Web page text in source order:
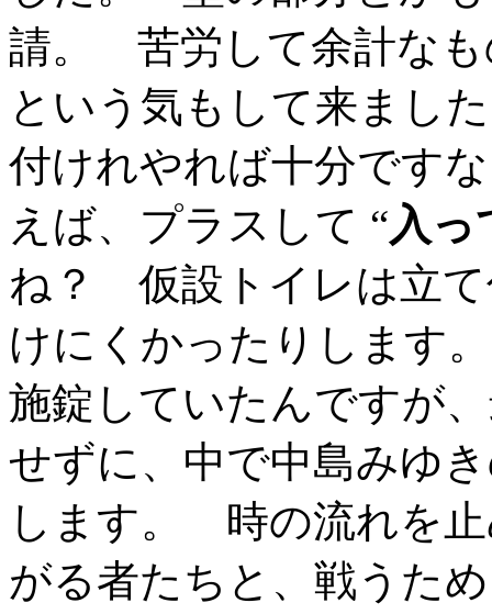
請。 苦労して余計なも
という気もして来まし
付けれやれば十分です
えば、プラスして “入っ
ね？ 仮設トイレは立て
けにくかったりします
施錠していたんですが
せずに、中で中島みゆ
します。 時の流れを
がる者たちと、戦うた